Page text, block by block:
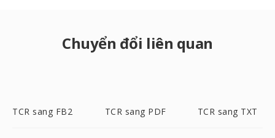
Chuyển đổi liên quan
TCR sang FB2 TCR sang PDF TCR sang TXT